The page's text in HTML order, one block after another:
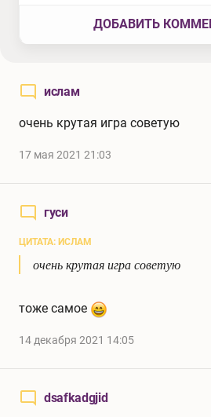
ДОБАВИТЬ
ислам
очень крутая игра советую
17 мая 2021 21:03
гуси
ЦИТАТА: ИСЛАМ
очень крутая игра советую
тоже самое
14 декабря 2021 14:05
dsafkadgjid